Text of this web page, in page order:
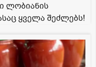
ლობიანის
ყველა შეძლებს!